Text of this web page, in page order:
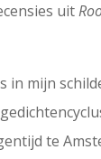
uit
in mijn
te